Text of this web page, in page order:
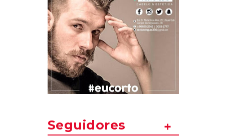
Seguidores